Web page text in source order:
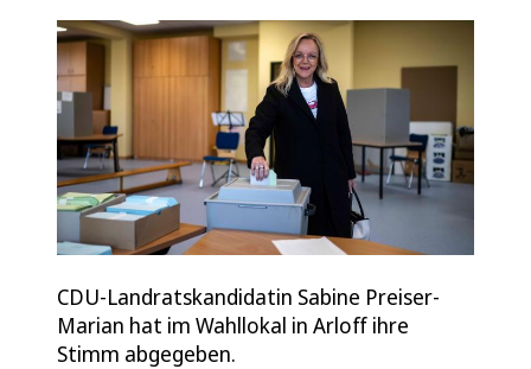
CDU-Landratskandidatin Sabine Preiser-
Marian hat im Wahllokal in Arloff ihre
Stimm abgegeben.